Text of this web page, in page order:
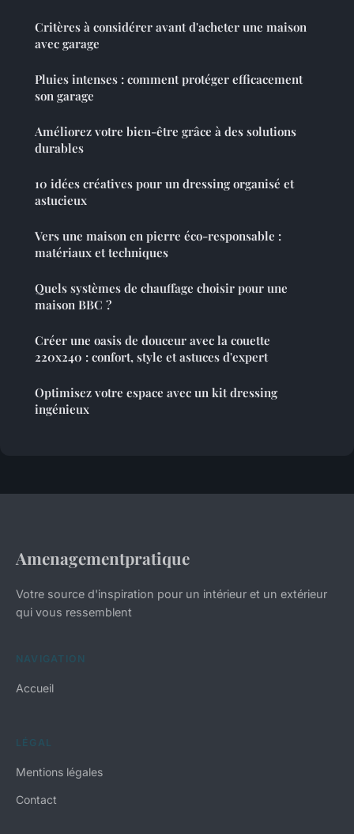
Critères à considérer avant d'acheter une maison
avec garage
Pluies intenses : comment protéger efficacement
son garage
Améliorez votre bien-être grâce à des solutions
durables
10 idées créatives pour un dressing organisé et
astucieux
Vers une maison en pierre éco-responsable :
matériaux et techniques
Quels systèmes de chauffage choisir pour une
maison BBC ?
Créer une oasis de douceur avec la couette
220x240 : confort, style et astuces d'expert
Optimisez votre espace avec un kit dressing
ingénieux
Amenagementpratique
Votre source d'inspiration pour un intérieur et un extérieur
qui vous ressemblent
NAVIGATION
Accueil
LÉGAL
Mentions légales
Contact